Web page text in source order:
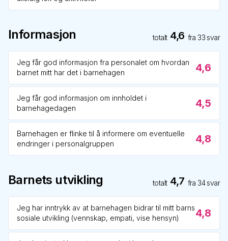
Informasjon totalt 4,6 fra 33 svar
Jeg får god informasjon fra personalet om hvordan
barnet mitt har det i barnehagen
4,6
Jeg får god informasjon om innholdet i
barnehagedagen
4,5
Barnehagen er flinke til å informere om eventuelle
endringer i personalgruppen
4,8
Barnets utvikling totalt 4,7 fra 34svar
Jeg har inntrykk av at barnehagen bidrar til mitt barns
sosiale utvikling (vennskap, empati, vise hensyn)
4,8